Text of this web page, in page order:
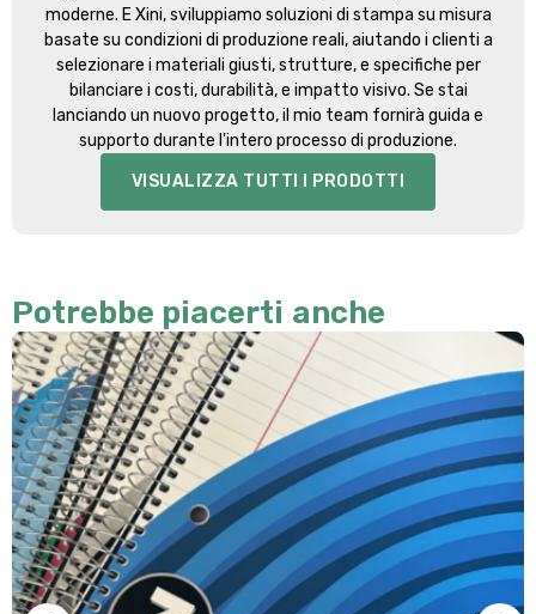
moderne. E Xini, sviluppiamo soluzioni di stampa su misura
basate su condizioni di produzione reali, aiutando i clienti a
selezionare i materiali giusti, strutture, e specifiche per
bilanciare i costi, durabilità, e impatto visivo. Se stai
lanciando un nuovo progetto, il mio team fornirà guida e
supporto durante l'intero processo di produzione.
VISUALIZZA TUTTI I PRODOTTI
Potrebbe piacerti anche